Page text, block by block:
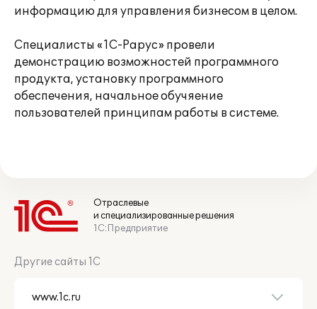
информацию для управления бизнесом в целом.
Специалисты «1С-Рарус» провели
демонстрацию возможностей программного
продукта, установку программного
обеспечения, начальное обучяение
пользователей принципам работы в системе.
Отраслевые
и специализированные решения
1С:Предприятие
Другие сайты 1С